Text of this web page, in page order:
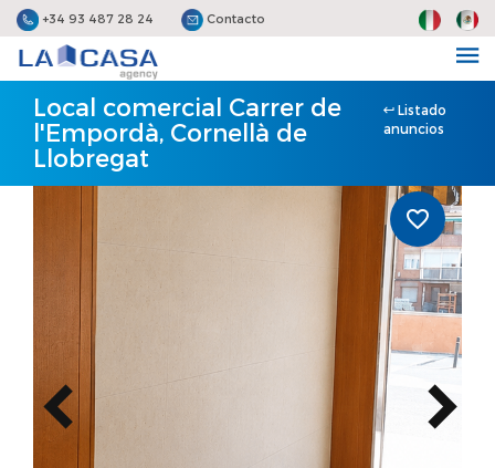
+34 93 487 28 24 Contacto
Local comercial Carrer de
l'Empordà, Cornellà de
Llobregat
Listado
anuncios